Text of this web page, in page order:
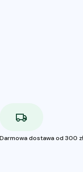
Darmowa dostawa od 300 zł